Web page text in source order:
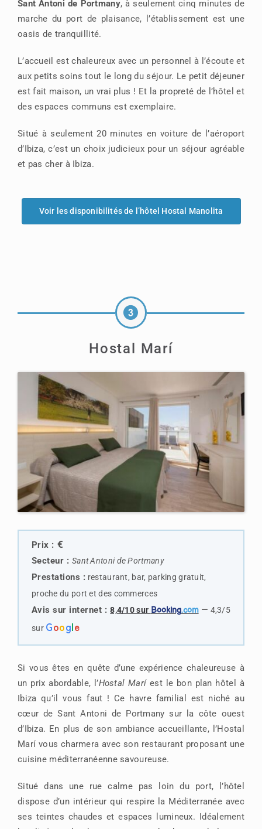
Sant Antoni de Portmany, à seulement cinq minutes de
marche du port de plaisance, l’établissement est une
oasis de tranquillité.
L’accueil est chaleureux avec un personnel à l’écoute et
aux petits soins tout le long du séjour. Le petit déjeuner
est fait maison, un vrai plus ! Et la propreté de l’hôtel et
des espaces communs est exemplaire.
Situé à seulement 20 minutes en voiture de l’aéroport
d’Ibiza, c’est un choix judicieux pour un séjour agréable
et pas cher à Ibiza.
Voir les disponibilités de l’hôtel Hostal Manolita
Hostal Marí
Prix : €
Secteur : Sant Antoni de Portmany
Prestations : restaurant, bar, parking gratuit,
proche du port et des commerces
Avis sur internet : 8,4/10 sur Booking.com— 4,3/5
sur Google
Si vous êtes en quête d’une expérience chaleureuse à
un prix abordable, l’Hostal Maríest le bon plan hôtel à
Ibiza qu’il vous faut ! Ce havre familial est niché au
cœur de Sant Antoni de Portmany sur la côte ouest
d’Ibiza. En plus de son ambiance accueillante, l’Hostal
Marí vous charmera avec son restaurant proposant une
cuisine méditerranéenne savoureuse.
Situé dans une rue calme pas loin du port, l’hôtel
dispose d’un intérieur qui respire la Méditerranée avec
ses teintes chaudes et espaces lumineux. Idéalement